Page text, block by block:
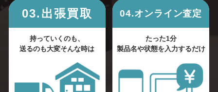
03.出張買取
持っていくのも、
送るのも大変そんな時は
04.オンライン査定
たった1分
製品名や状態を入力するだけ